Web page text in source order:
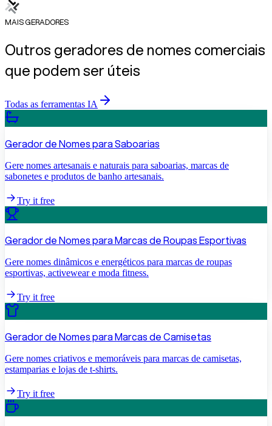
MAIS GERADORES
Outros geradores de nomes comerciais
que podem ser úteis
Todas as ferramentas IA
Gerador de Nomes para Saboarias
Gere nomes artesanais e naturais para saboarias, marcas de
sabonetes e produtos de banho artesanais.
Try it free
Gerador de Nomes para Marcas de Roupas Esportivas
Gere nomes dinâmicos e energéticos para marcas de roupas
esportivas, activewear e moda fitness.
Try it free
Gerador de Nomes para Marcas de Camisetas
Gere nomes criativos e memoráveis para marcas de camisetas,
estamparias e lojas de t-shirts.
Try it free